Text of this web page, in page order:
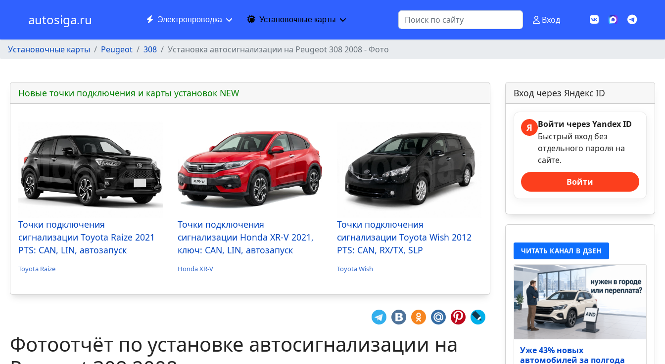
autosiga.ru Электропроводка Установочные карты Поиск Вход
Установочные карты Peugeot 308 Установка автосигнализации на Peugeot 308 2008 - Фото
Новые точки подключения и карты установок NEW
Точки подключения
сигнализации Toyota Raize 2021
PTS: CAN, LIN, автозапуск
Toyota Raize
Точки подключения
сигнализации Honda XR-V 2021,
ключ: CAN, LIN, автозапуск
Honda XR-V
Точки подключения
сигнализации Toyota Wish 2012
PTS: CAN, RX/TX, SLP
Toyota Wish
Фотоотчёт по установке автосигнализации на
Вход через Яндекс ID
Я Войти через Yandex ID
Быстрый вход без
отдельного пароля на
сайте.
Войти
ЧИТАТЬ КАНАЛ В ДЗЕН
Уже 43% новых
автомобилей за полгода